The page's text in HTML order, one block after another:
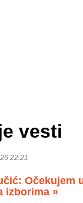
vesti
22:21
Očekujem
izborima »